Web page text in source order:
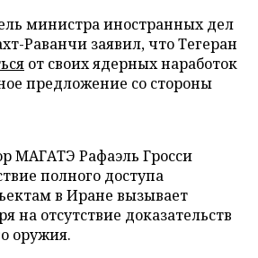
министра иностранных дел
Раванчи заявил, что Тегеран
от своих ядерных наработок
предложение со стороны
МАГАТЭ Рафаэль Гросси
полного доступа
в Иране вызывает
на отсутствие доказательств
оружия.